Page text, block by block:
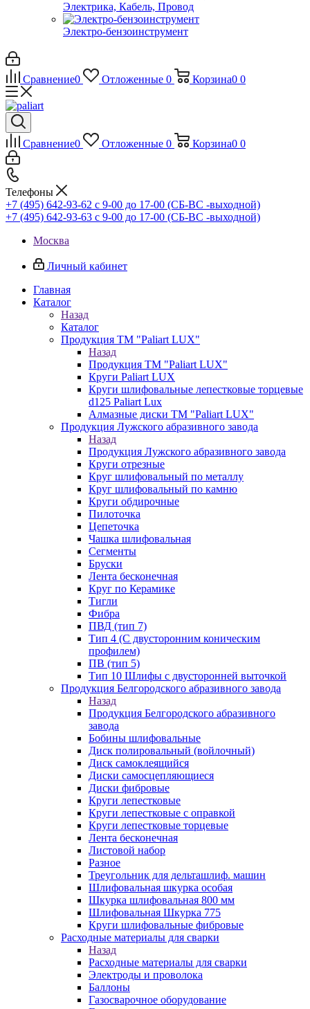
Электрика, Кабель, Провод
Электро-бензоинструмент
Сравнение0 Отложенные 0 Корзина0 0
Сравнение0 Отложенные 0 Корзина0 0
Телефоны
+7 (495) 642-93-62 c 9-00 до 17-00 (СБ-ВС -выходной)
+7 (495) 642-93-63 c 9-00 до 17-00 (СБ-ВС -выходной)
Москва
Личный кабинет
Главная
Каталог
Назад
Каталог
Продукция ТМ "Paliart LUX"
Назад
Продукция ТМ "Paliart LUX"
Круги Paliart LUX
Круги шлифовальные лепестковые торцевые
d125 Paliart Lux
Алмазные диски ТМ "Paliart LUX"
Продукция Лужского абразивного завода
Назад
Продукция Лужского абразивного завода
Круги отрезные
Круг шлифовальный по металлу
Круг шлифовальный по камню
Круги обдирочные
Пилоточка
Цепеточка
Чашка шлифовальная
Сегменты
Бруски
Лента бесконечная
Круг по Керамике
Тигли
Фибра
ПВД (тип 7)
Тип 4 (С двусторонним коническим
профилем)
ПВ (тип 5)
Тип 10 Шлифы с двусторонней выточкой
Продукция Белгородского абразивного завода
Назад
Продукция Белгородского абразивного
завода
Бобины шлифовальные
Диск полировальный (войлочный)
Диск самоклеящийся
Диски самосцепляющиеся
Диски фибровые
Круги лепестковые
Круги лепестковые с оправкой
Круги лепестковые торцевые
Лента бесконечная
Листовой набор
Разное
Треугольник для дельташлиф. машин
Шлифовальная шкурка особая
Шкурка шлифовальная 800 мм
Шлифовальная Шкурка 775
Круги шлифовальные фибровые
Расходные материалы для сварки
Назад
Расходные материалы для сварки
Электроды и проволока
Баллоны
Газосварочное оборудование